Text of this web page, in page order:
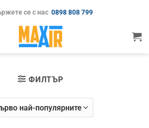
се с нас 0898 808 799
ФИЛТЪР